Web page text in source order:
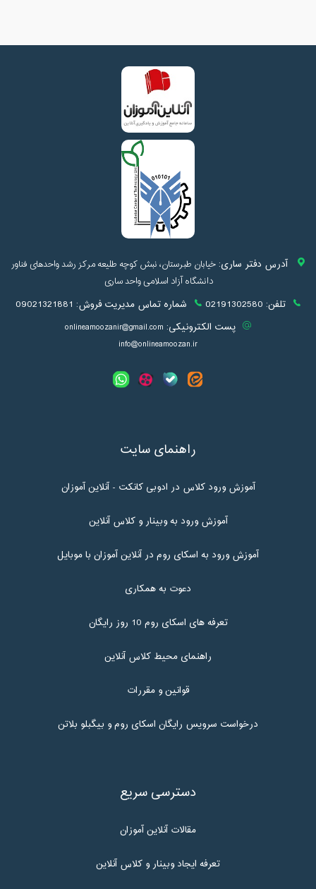
آدرس دفتر ساری:خیابان طبرستان، نبش کوچه طلیعه مرکز رشد واحدهای فناور
دانشگاه آزاد اسلامی واحد ساری
تلفن: 02191302580 شماره تماس مدیریت فروش: 09021321881
پست الکترونیکی: onlineamoozanir@gmail.com
info@onlineamoozan.ir
راهنمای سایت
آموزش ورود کلاس در ادوبی کانکت - آنلاین آموزان
آموزش ورود به وبینار و کلاس آنلاین
آموزش ورود به اسکای روم در آنلاین آموزان با موبایل
دعوت به همکاری
تعرفه های اسکای روم 10 روز رایگان
راهنمای محیط کلاس آنلاین
قوانین و مقررات
درخواست سرویس رایگان اسکای روم و بیگبلو بلاتن
دسترسی سریع
مقالات آنلاین آموزان
تعرفه ایجاد وبینار و کلاس آنلاین